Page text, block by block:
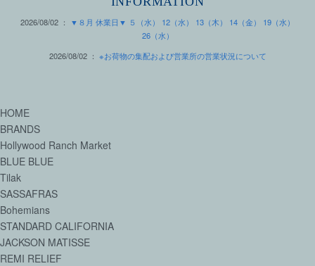
2026/08/02 ：
▼８月 休業日▼ ５（水） 12（水） 13（木） 14（金） 19（水）
26（水）
2026/08/02 ： ※お荷物の集配および営業所の営業状況について
HOME
BRANDS
Hollywood Ranch Market
BLUE BLUE
Tilak
SASSAFRAS
Bohemians
STANDARD CALIFORNIA
JACKSON MATISSE
REMI RELIEF